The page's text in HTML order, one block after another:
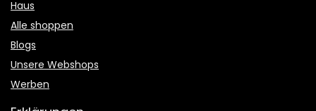
Haus
Alle shoppen
Blogs
Unsere Webshops
Werben